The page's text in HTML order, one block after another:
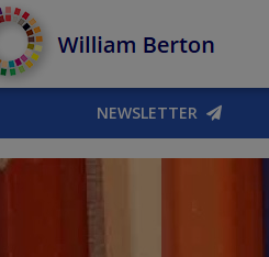
NEWSLETTER